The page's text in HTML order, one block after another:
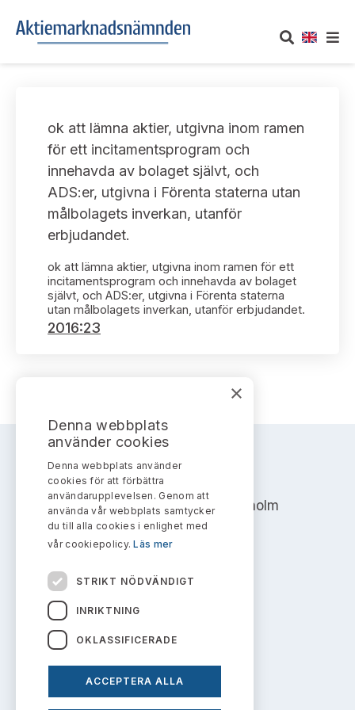
Om oss
Vårt uppdrag
Informationsgivning
Stadgar
Arbetsordning
Publikationer och anföranden
UTTALANDEN
Om nämndens uttalanden
Framställningar och konsultation
Uttalanden sorterade efter publiceringsdatum
Samtliga uttalanden sorterade årsvis
Avgifter
Prenumerera
TAKEOVER-REGLER
Takeover-regler för reglerade marknader och vissa
handelsplattformar
AKTUELLT
Nyheter och pressmeddelanden
Prenumerera
KONTAKT
Kontakt angående ansökningar och uttalanden
ok att lämna aktier, utgivna inom ramen
för ett incitamentsprogram och
innehavda av bolaget självt, och
ADS:er, utgivna i Förenta staterna utan
målbolagets inverkan, utanför
erbjudandet.
ok att lämna aktier, utgivna inom ramen för ett
incitamentsprogram och innehavda av bolaget
självt, och ADS:er, utgivna i Förenta staterna
utan målbolagets inverkan, utanför erbjudandet.
2016:23
AKTIEMARKNADSNÄMNDEN
Address: Box 7354, 103 90 Stockholm
info@aktiemarknadsnamnden.se
Om innehållet
Om webbplatsen
×
Denna webbplats
använder cookies
Denna webbplats använder
cookies för att förbättra
användarupplevelsen. Genom att
använda vår webbplats samtycker
du till alla cookies i enlighet med
vår cookiepolicy.Läs mer
STRIKT NÖDVÄNDIGT
INRIKTNING
OKLASSIFICERADE
ACCEPTERA ALLA